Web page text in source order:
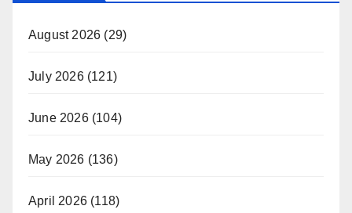
August 2026 (29)
July 2026(121)
June 2026(104)
May 2026 (136)
April 2026 (118)